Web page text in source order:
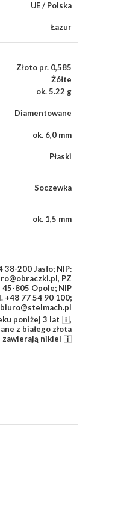
UE / Polska
Łazur
Złoto pr. 0,585
Żółte
ok. 5.22 g
Diamentowane
ok. 6,0 mm
Płaski
Soczewka
ok. 1,5 mm
200 Jasło; NIP:
, PZ
45-805 Opole; NIP
+48 77 54 90 100;
biuro@stelmach.pl
poniżej 3 lat
,
z białego złota
zawierają nikiel